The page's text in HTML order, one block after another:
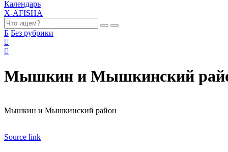
Календарь
X-AFISHA
Б Без рубрики
Мышкин и Мышкинский
Мышкин и Мышкинский район
Source link